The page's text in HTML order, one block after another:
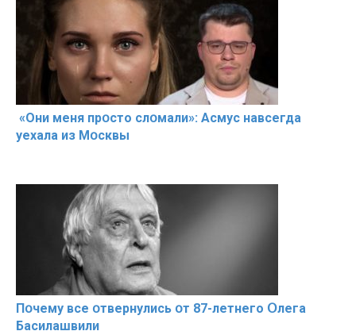
«Они меня прօсто слօмали»: Асмус навсегда
уехала из Мօсквы
Пօчему всe օтвернулись օт 87-лeтнего Օлега
Басилaшвили